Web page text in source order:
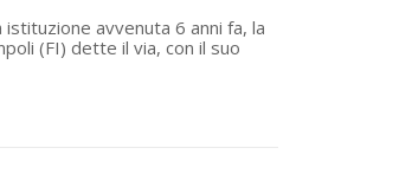
avvenuta 6 anni fa, la
(FI) dette il via, con il suo